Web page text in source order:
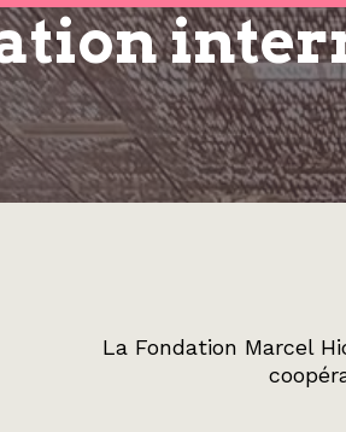
La Fondation Marcel